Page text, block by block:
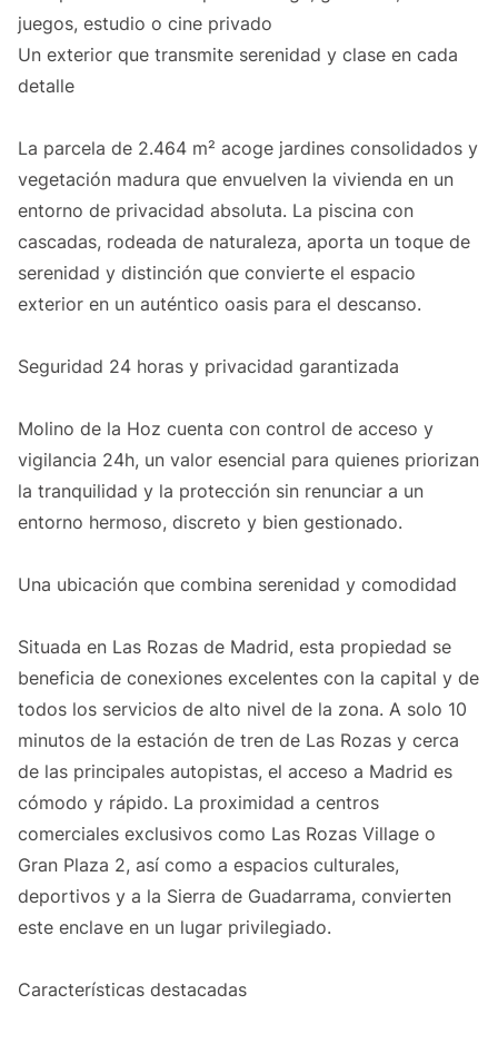
juegos, estudio o cine privado
Un exterior que transmite serenidad y clase en cada
detalle
La parcela de 2.464 m² acoge jardines consolidados y
vegetación madura que envuelven la vivienda en un
entorno de privacidad absoluta. La piscina con
cascadas, rodeada de naturaleza, aporta un toque de
serenidad y distinción que convierte el espacio
exterior en un auténtico oasis para el descanso.
Seguridad 24 horas y privacidad garantizada
Molino de la Hoz cuenta con control de acceso y
vigilancia 24h, un valor esencial para quienes priorizan
la tranquilidad y la protección sin renunciar a un
entorno hermoso, discreto y bien gestionado.
Una ubicación que combina serenidad y comodidad
Situada en Las Rozas de Madrid, esta propiedad se
beneficia de conexiones excelentes con la capital y de
todos los servicios de alto nivel de la zona. A solo 10
minutos de la estación de tren de Las Rozas y cerca
de las principales autopistas, el acceso a Madrid es
cómodo y rápido. La proximidad a centros
comerciales exclusivos como Las Rozas Village o
Gran Plaza 2, así como a espacios culturales,
deportivos y a la Sierra de Guadarrama, convierten
este enclave en un lugar privilegiado.
Características destacadas